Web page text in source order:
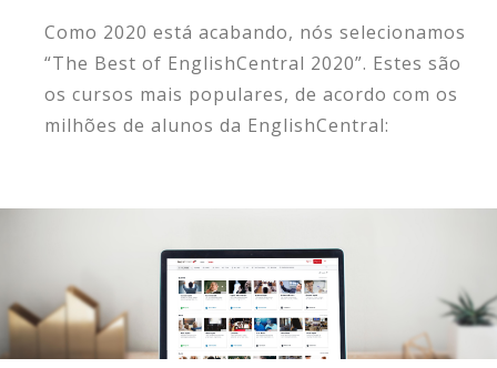
Como 2020 está acabando, nós selecionamos
“The Best of EnglishCentral 2020”. Estes são
os cursos mais populares, de acordo com os
milhões de alunos da EnglishCentral: